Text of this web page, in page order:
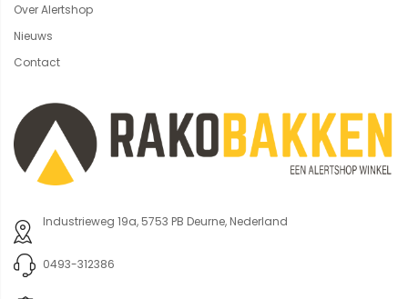
Over Alertshop
Nieuws
Contact
Industrieweg 19a, 5753 PB Deurne, Nederland
0493-312386